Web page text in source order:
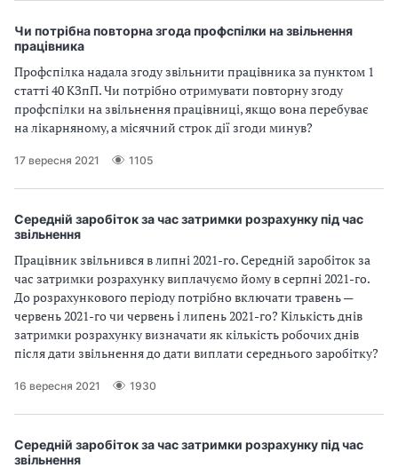
Чи потрібна повторна згода профспілки на звільнення
працівника
Профспілка надала згоду звільнити працівника за пунктом 1
статті 40 КЗпП. Чи потрібно отримувати повторну згоду
профспілки на звільнення працівниці, якщо вона перебуває
на лікарняному, а місячний строк дії згоди минув?
17 вересня 2021 1105
Середній заробіток за час затримки розрахунку під час
звільнення
Працівник звільнився в липні 2021-го. Середній заробіток за
час затримки розрахунку виплачуємо йому в серпні 2021-го.
До розрахункового періоду потрібно включати травень —
червень 2021-го чи червень і липень 2021-го? Кількість днів
затримки розрахунку визначати як кількість робочих днів
після дати звільнення до дати виплати середнього заробітку?
16 вересня 2021 1930
Середній заробіток за час затримки розрахунку під час
звільнення